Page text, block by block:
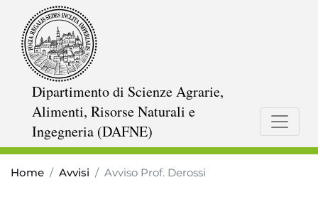
Dipartimento di Scienze Agrarie,
Alimenti, Risorse Naturali e
Ingegneria (DAFNE)
Home Avvisi Avviso Prof. Derossi